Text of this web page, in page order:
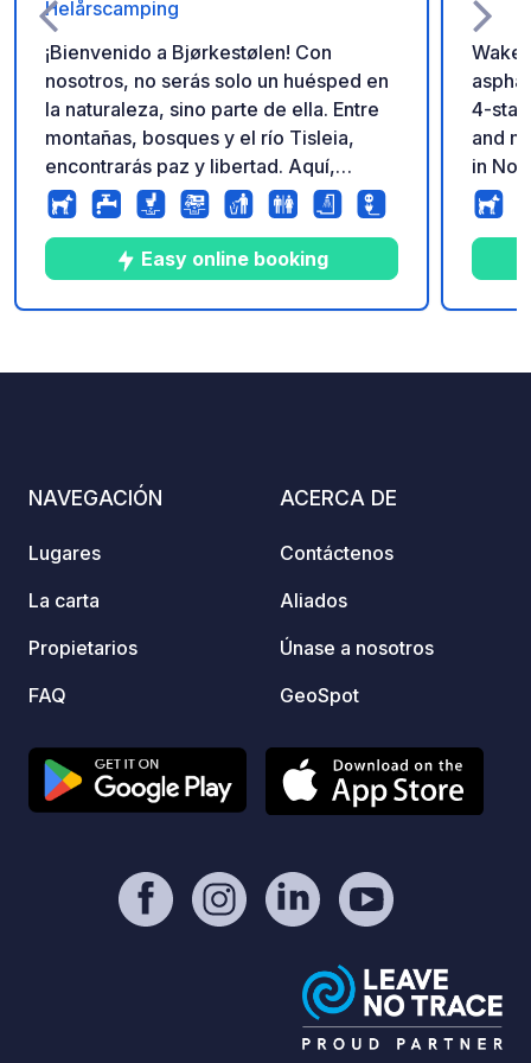
Helårscamping
¡Bienvenido a Bjørkestølen! Con
nosotros, no serás solo un huésped en
la naturaleza, sino parte de ella. Entre
montañas, bosques y el río Tisleia,
encontrarás paz y libertad. Aquí,
despertarás con el canto de los
pájaros, el murmullo del río y el aire
fresco de la montaña. Aquí,
experimentarás la naturaleza como
debe ser: pura, cercana e inolvidable.
Easy online booking
Wake
4-star
and
in
Fresh
NAVEGACIÓN
Lugares
La carta
Propietarios
FAQ
ACERCA DE
Contáctenos
Aliados
Únase a nosotros
GeoSpot